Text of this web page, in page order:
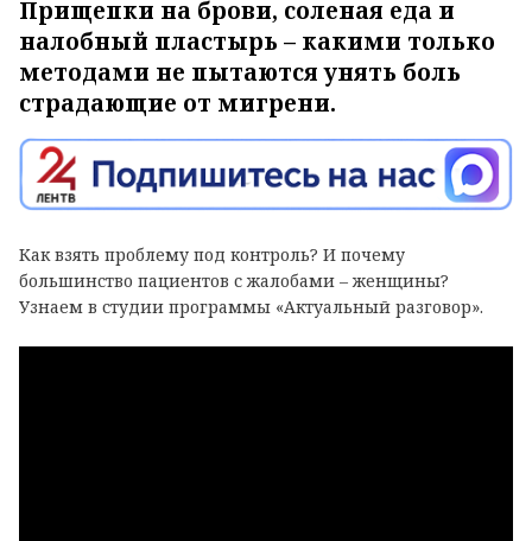
Прищепки на брови, соленая еда и
налобный пластырь – какими только
методами не пытаются унять боль
страдающие от мигрени.
Как взять проблему под контроль? И почему
большинство пациентов с жалобами – женщины?
Узнаем в студии программы «Актуальный разговор».